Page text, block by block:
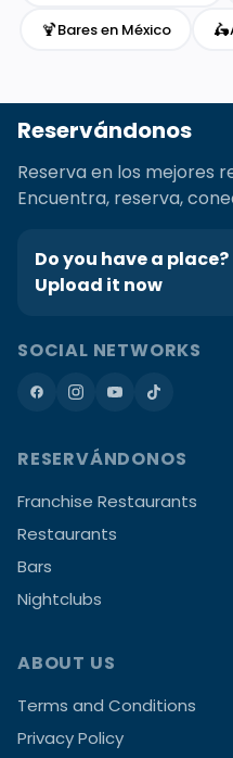
🍹Bares en México 🛵
Reservándonos
Reserva en los mejores
Encuentra, reserva,
Do you have a place?
Upload it now
SOCIAL NETWORKS
RESERVÁNDONOS
Franchise Restaurants
Restaurants
Bars
Nightclubs
ABOUT US
Terms and Conditions
Privacy Policy